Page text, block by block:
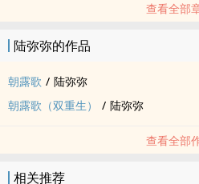
查看全部
陆弥弥的作品
朝露歌 / 陆弥弥
朝露歌（双重生）
/ 陆弥弥
查看全部
相关推荐